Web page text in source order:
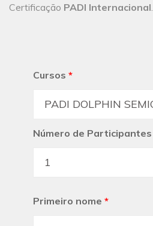
Certificação PADI Internacional.
Cursos *
Número de Participantes
Primeiro nome *